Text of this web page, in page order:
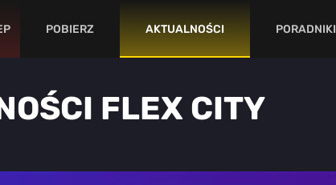
POBIERZ AKTUALNOŚCI PORADNIKI
FLEX CITY